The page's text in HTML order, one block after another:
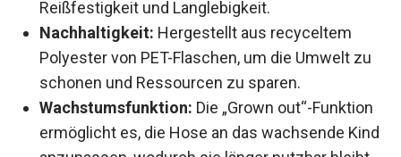
Nachhaltigkeit:
Hergestellt aus recyceltem
Polyester von PET-Flaschen, um die Umwelt
zu schonen und Ressourcen zu sparen.
Wachstumsfunktion:
Die „Grown out“-
Funktion ermöglicht es, die Hose an das
wachsende Kind anzupassen, wodurch sie